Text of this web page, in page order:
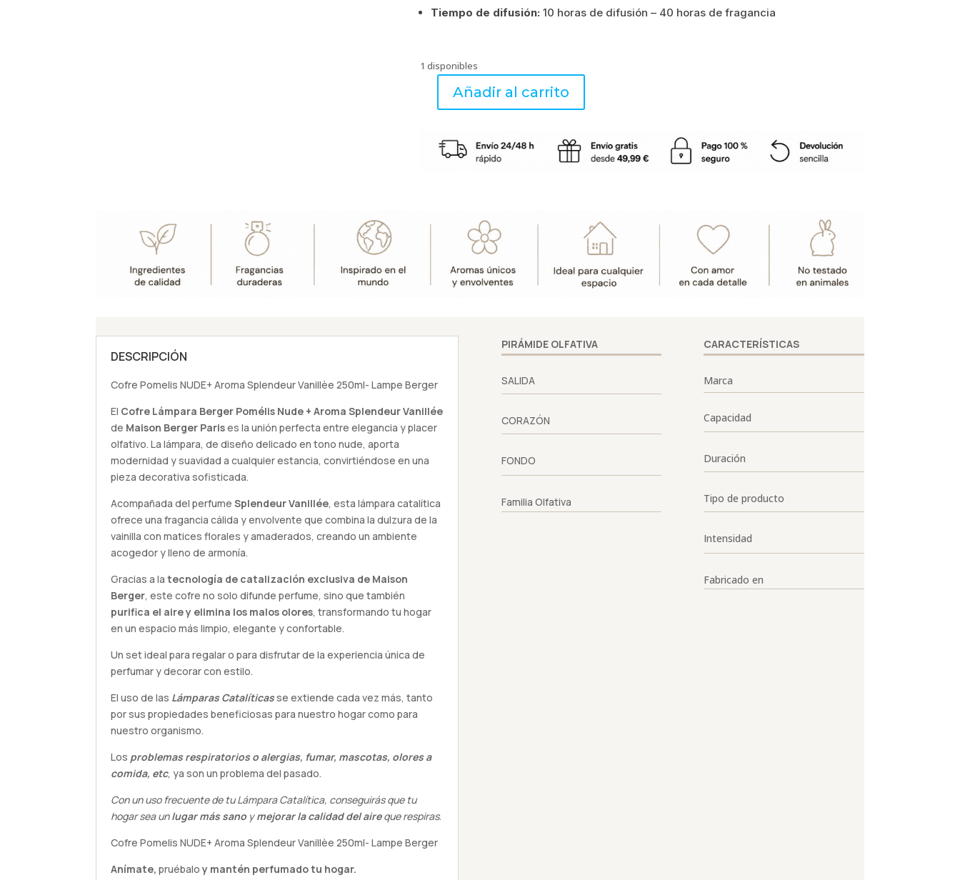
Tiempo de difusión: 10 horas de difusión – 40 horas de fragancia
1 disponibles
Aroma
Splendeur
Añadir al carrito
DESCRIPCIÓN
Cofre Pomelis NUDE+ Aroma Splendeur Vanillèe 250ml- Lampe Berger
El Cofre Lámpara Berger Pomélis Nude + Aroma Splendeur Vanillée
de Maison Berger Parises la unión perfecta entre elegancia y placer
olfativo. La lámpara, de diseño delicado en tono nude, aporta
modernidad y suavidad a cualquier estancia, convirtiéndose en una
pieza decorativa sofisticada.
Acompañada del perfumeSplendeur Vanillée, esta lámpara catalítica
ofrece una fragancia cálida y envolvente que combina la dulzura de la
vainilla con matices florales y amaderados, creando un ambiente
acogedor y lleno de armonía.
Gracias a latecnología de catalización exclusiva de Maison
Berger, este cofre no solo difunde perfume, sino que también
purifica el aire y elimina los malos olores, transformando tu hogar
en un espacio más limpio, elegante y confortable.
Un set ideal para regalar o para disfrutar de la experiencia única de
perfumar y decorar con estilo.
El uso de las Lámparas Catalíticasse extiende cada vez más, tanto
por sus propiedades beneficiosas para nuestro hogar como para
nuestro organismo.
Los problemas respiratorios o alergias, fumar, mascotas, olores a
comida, etc, ya son un problema del pasado.
Con un uso frecuente de tu Lámpara Catalítica, conseguirás que tu
hogar sea unlugar más sano ymejorar la calidad del aireque respiras.
Cofre Pomelis NUDE+ Aroma Splendeur Vanillèe 250ml- Lampe Berger
Anímate,pruébalo y mantén perfumado tu hogar.
PIRÁMIDE OLFATIVA
SALIDA
CORAZÓN
FONDO
Familia Olfativa
CARACTERÍSTICAS
Marca
Capacidad
Duración
Tipo de producto
Intensidad
Fabricado en